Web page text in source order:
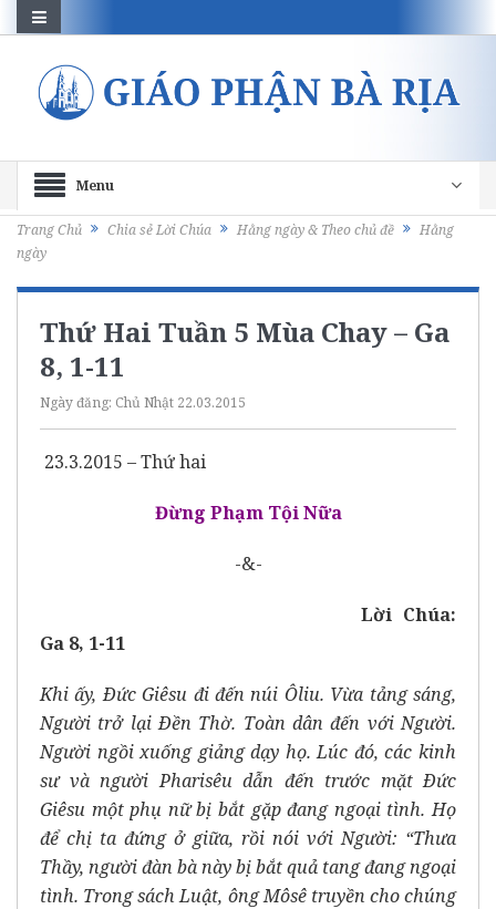
Menu
Trang Chủ Chia sẻ Lời Chúa Hằng ngày & Theo chủ đề
Hằng
ngày
Thứ Hai Tuần 5 Mùa Chay – Ga
8, 1-11
Ngày đăng: Chủ Nhật 22.03.2015
23.3.2015 – Thứ hai
Đừng Phạm Tội Nữa
-&-
Lời Chúa:
Ga 8, 1-11
Khi ấy, Ðức Giêsu đi đến núi Ôliu. Vừa tảng sáng,
Người trở lại Ðền Thờ. Toàn dân đến với Người.
Người ngồi xuống giảng dạy họ. Lúc đó, các kinh
sư và người Pharisêu dẫn đến trước mặt Ðức
Giêsu một phụ nữ bị bắt gặp đang ngoại tình. Họ
để chị ta đứng ở giữa, rồi nói với Người: “Thưa
Thầy, người đàn bà này bị bắt quả tang đang ngoại
tình. Trong sách Luật, ông Môsê truyền cho chúng